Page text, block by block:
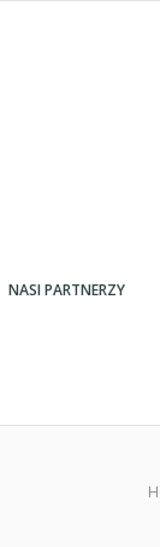
NASI PARTNERZY